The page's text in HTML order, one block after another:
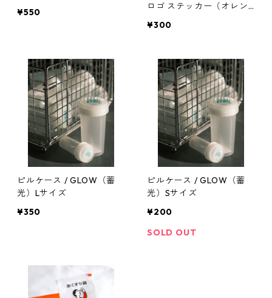
¥550
ロゴ ステッカー（オレン
¥300
ピルケース / GLOW（蓄
光）Lサイズ
¥350
ピルケース / GLOW（蓄
光）Sサイズ
¥200
SOLD OUT